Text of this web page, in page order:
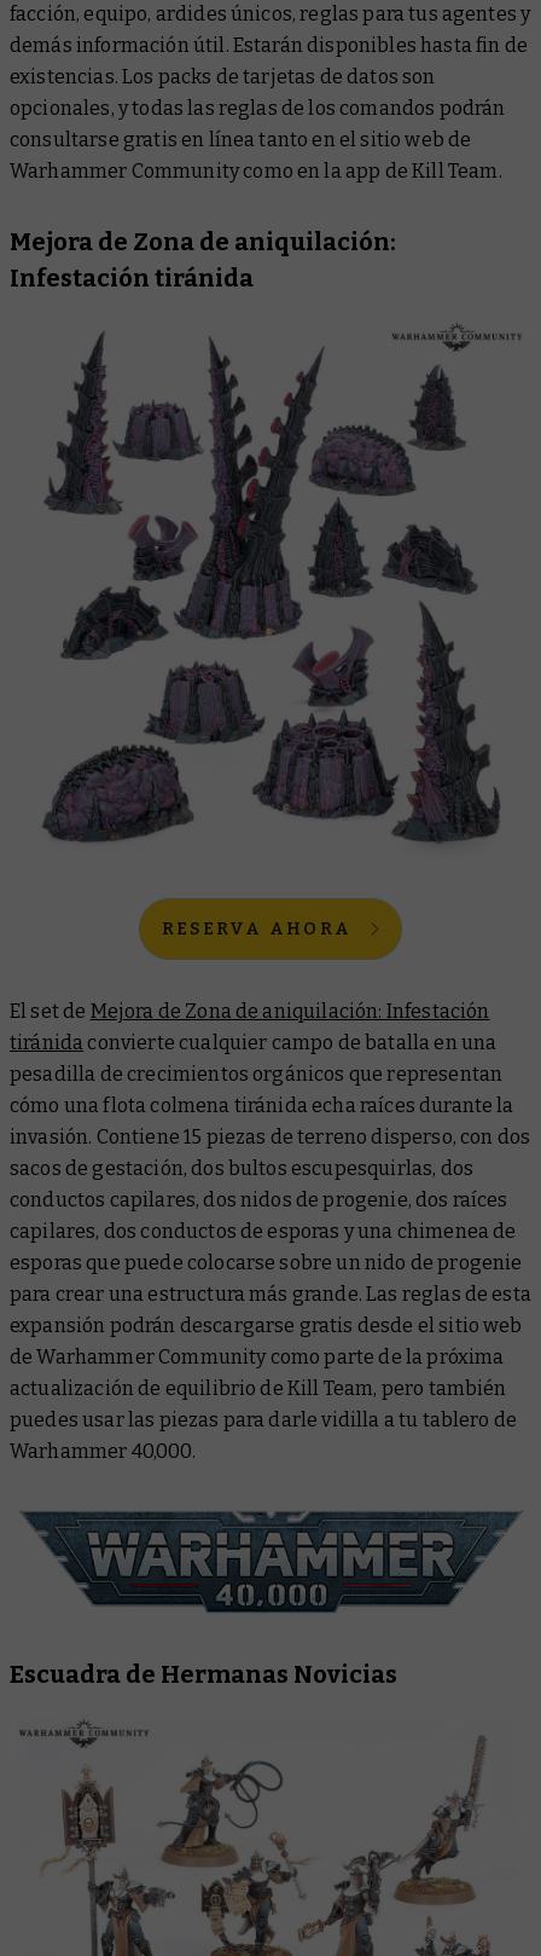
facción, equipo, ardides únicos, reglas para tus agentes y
demás información útil. Estarán disponibles hasta fin de
existencias. Los packs de tarjetas de datos son
opcionales, y todas las reglas de los comandos podrán
consultarse gratis en línea tanto en el sitio web de
Warhammer Community como en la app de Kill Team.
Mejora de Zona de aniquilación:
Infestación tiránida
RESERVA AHORA
El set de Mejora de Zona de aniquilación: Infestación
tiránida convierte cualquier campo de batalla en una
pesadilla de crecimientos orgánicos que representan
cómo una flota colmena tiránida echa raíces durante la
invasión. Contiene 15 piezas de terreno disperso, con dos
sacos de gestación, dos bultos escupesquirlas, dos
conductos capilares, dos nidos de progenie, dos raíces
capilares, dos conductos de esporas y una chimenea de
esporas que puede colocarse sobre un nido de progenie
para crear una estructura más grande. Las reglas de esta
expansión podrán descargarse gratis desde el sitio web
de Warhammer Community como parte de la próxima
actualización de equilibrio de Kill Team, pero también
puedes usar las piezas para darle vidilla a tu tablero de
Warhammer 40,000.
Escuadra de Hermanas Novicias